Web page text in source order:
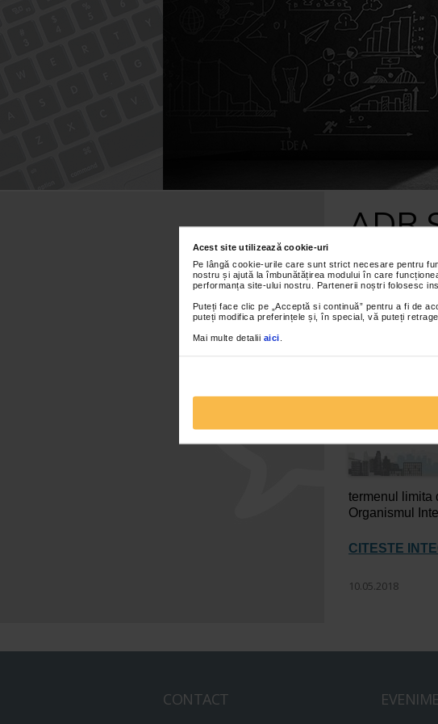
Acest site utilizează cookie-uri
Pe lângă cookie-urile care sunt strict necesare pentru
nostru și ajută la îmbunătățirea modului în care
performanța site-ului nostru. Partenerii noștri folosesc
Puteți face clic pe „Acceptă si continuă” pentru a fi de
puteți modifica preferințele și, în special, vă puteți
Mai multe detalii aici
ADR
2018
termenul limita
Organismul
CITESTE
10.05.2018
CONTACT